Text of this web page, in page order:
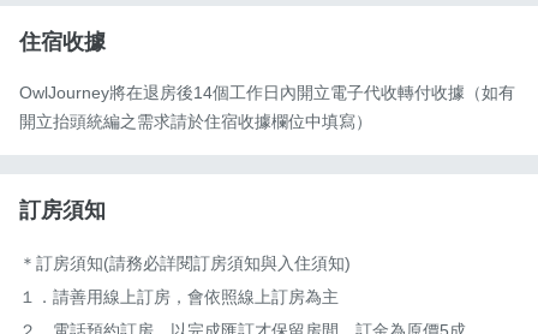
住宿收據
OwlJourney將在退房後14個工作日內開立電子代收轉付收據（如有
開立抬頭統編之需求請於住宿收據欄位中填寫）
訂房須知
＊訂房須知(請務必詳閱訂房須知與入住須知)
１．請善用線上訂房，會依照線上訂房為主